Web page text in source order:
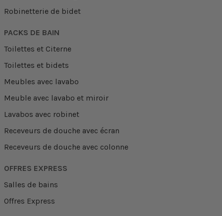
Robinetterie de bidet
PACKS DE BAIN
Toilettes et Citerne
Toilettes et bidets
Meubles avec lavabo
Meuble avec lavabo et miroir
Lavabos avec robinet
Receveurs de douche avec écran
Receveurs de douche avec colonne
OFFRES EXPRESS
Salles de bains
Offres Express